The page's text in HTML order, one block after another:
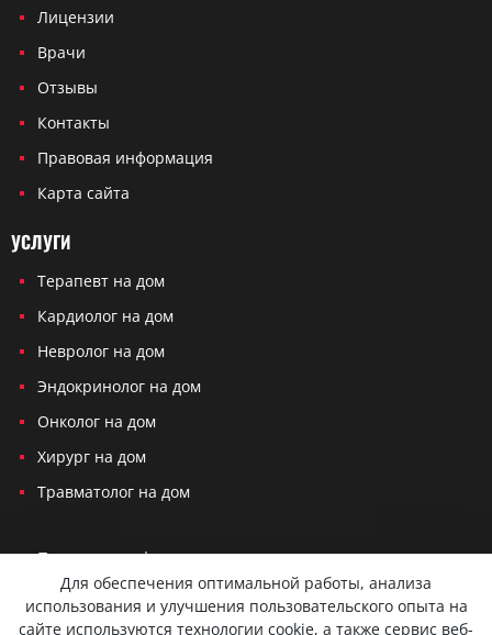
Лицензии
Врачи
Отзывы
Контакты
Правовая информация
Карта сайта
УСЛУГИ
Терапевт на дом
Кардиолог на дом
Невролог на дом
Эндокринолог на дом
Онколог на дом
Хирург на дом
Травматолог на дом
Политика конфиденциальности
Согласие на обработку персональных данных
Для обеспечения оптимальной работы, анализа
использования и улучшения пользовательского опыта на
сайте используются технологии cookie, а также сервис веб-